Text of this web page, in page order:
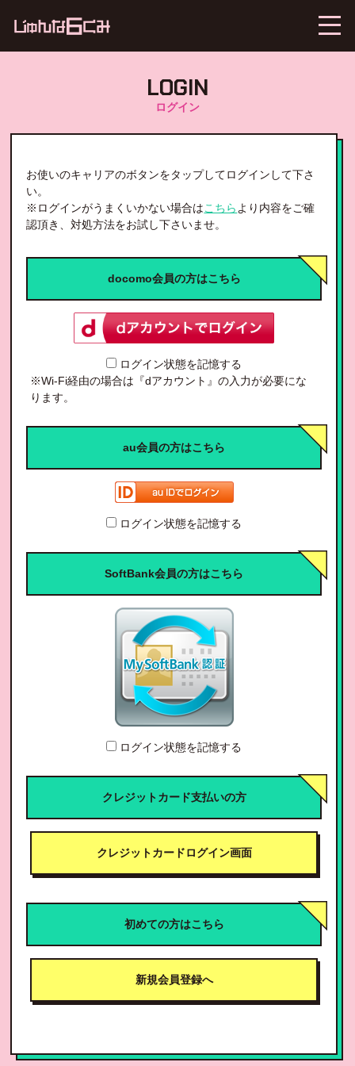
LOGIN
ログイン
お使いのキャリアのボタンをタップしてログインして下さ
い。
※ログインがうまくいかない場合はこちら より内容をご確
認頂き、対処方法をお試し下さいませ。
docomo会員の方はこちら
ログイン状態を記憶する
※Wi-Fi経由の場合は『dアカウント』の入力が必要にな
ります。
au会員の方はこちら
ログイン状態を記憶する
SoftBank会員の方はこちら
ログイン状態を記憶する
クレジットカード支払いの方
クレジットカードログイン画面
初めての方はこちら
新規会員登録へ